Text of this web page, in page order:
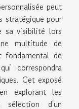
peut
stratégique pour
sa visibilité lors
multitude de
de
correspondra
Cet exposé
explorant les
d'un